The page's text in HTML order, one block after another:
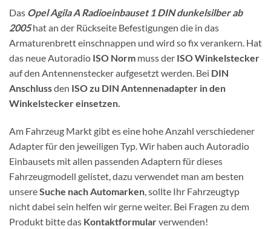
Das Opel Agila A Radioeinbauset 1 DIN dunkelsilber ab
2005hat an der Rückseite Befestigungen die in das
Armaturenbrett einschnappen und wird so fix verankern. Hat
das neue Autoradio ISO Norm muss der ISO Winkelstecker
auf den Antennenstecker aufgesetzt werden. Bei DIN
Anschlussden ISO zu DIN Antennenadapter in den
Winkelstecker einsetzen.
Am Fahrzeug Markt gibt es eine hohe Anzahl verschiedener
Adapter für den jeweiligen Typ. Wir haben auch Autoradio
Einbausets mit allen passenden Adaptern für dieses
Fahrzeugmodell gelistet, dazu verwendet man am besten
unsereSuche nach Automarken , sollte Ihr Fahrzeugtyp
nicht dabei sein helfen wir gerne weiter. Bei Fragen zu dem
Produkt bitte das Kontaktformularverwenden!